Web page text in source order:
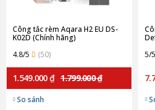
Công tắc rèm Aqara H2 EU DS-
K02D (Chính hãng)
4.8/5
(50)
1.549.000 ₫ 1.799.000 ₫
So sánh
5/5